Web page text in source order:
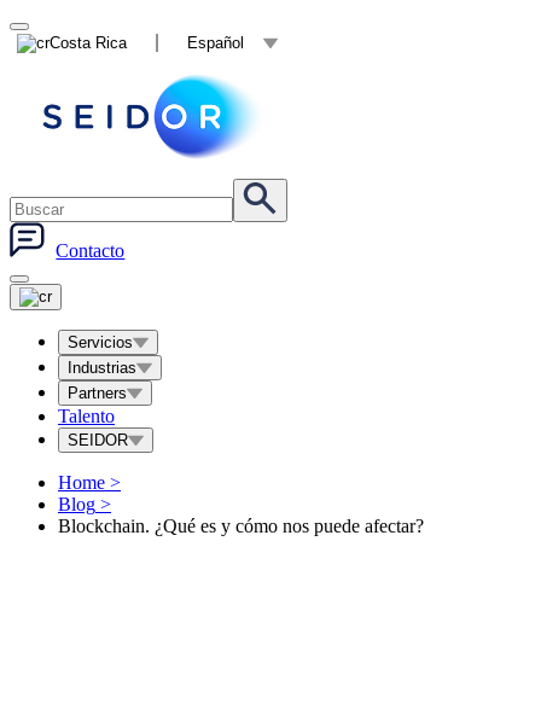
Costa Rica Español
Contacto
Servicios
Industrias
Partners
Talento
SEIDOR
Home >
Blog >
Blockchain. ¿Qué es y cómo nos puede afectar?